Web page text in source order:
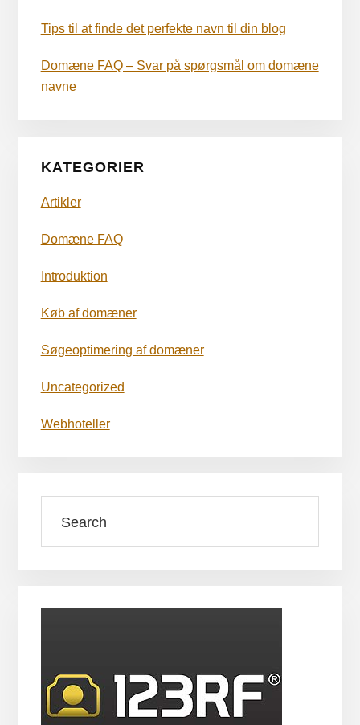
Tips til at finde det perfekte navn til din blog
Domæne FAQ – Svar på spørgsmål om domæne
navne
KATEGORIER
Artikler
Domæne FAQ
Introduktion
Køb af domæner
Søgeoptimering af domæner
Uncategorized
Webhoteller